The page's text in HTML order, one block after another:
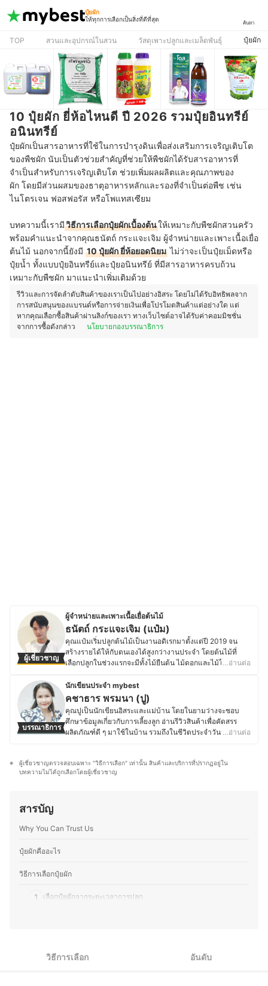
ปุ๋ยผัก
ให้ทุกการเลือกเป็นสิ่งที่ดีที่สุด
ค้นหา
TOP สวนและอุปกรณ์ในสวน วัสดุเพาะปลูกและเมล็ดพันธุ์ ปุ๋ยผัก
10 ปุ๋ยผัก ยี่ห้อไหนดี ปี 2026 รวมปุ๋ยอินทรีย์
อนินทรีย์
ปุ๋ยผักเป็นสารอาหารที่ใช้ในการบำรุงดินเพื่อส่งเสริมการเจริญเติบโต
ของพืชผัก นับเป็นตัวช่วยสำคัญที่ช่วยให้พืชผักได้รับสารอาหารที่
จำเป็นสำหรับการเจริญเติบโต ช่วยเพิ่มผลผลิตและคุณภาพของ
ผัก โดยมีส่วนผสมของธาตุอาหารหลักและรองที่จำเป็นต่อพืช เช่น
ไนโตรเจน ฟอสฟอรัส หรือโพแทสเซียม
บทความนี้เรามีวิธีการเลือกปุ๋ยผักเบื้องต้นให้เหมาะกับพืชผักสวนครัว
พร้อมคำแนะนำจากคุณธนัตถ์ กระแจะเจิม ผู้จำหน่ายและเพาะเนื้อเยื่อ
ต้นไม้ นอกจากนี้ยังมี 10 ปุ๋ยผัก ยี่ห้อยอดนิยม ไม่ว่าจะเป็นปุ๋ยเม็ดหรือ
ปุ๋ยน้ำ ทั้งแบบปุ๋ยอินทรีย์และปุ๋ยอนินทรีย์ ที่มีสารอาหารครบถ้วน
เหมาะกับพืชผัก มาแนะนำเพิ่มเติมด้วย
รีวิวและการจัดลำดับสินค้าของเราเป็นไปอย่างอิสระ โดยไม่ได้รับอิทธิพลจาก
การสนับสนุนของแบรนด์หรือการจ่ายเงินเพื่อโปรโมตสินค้าแต่อย่างใด แต่
หากคุณเลือกซื้อสินค้าผ่านลิงก์ของเรา ทางเว็บไซต์อาจได้รับค่าคอมมิชชั่น
จากการซื้อดังกล่าว
นโยบายกองบรรณาธิการ
ผู้เชี่ยวชาญ
ผู้จำหน่ายและเพาะเนื้อเยื่อต้นไม้
ธนัตถ์ กระแจะเจิม (แป๋ม)
คุณแป๋มเริ่มปลูกต้นไม้เป็นงานอดิเรกมาตั้งแต่ปี 2019 จน
สร้างรายได้ให้กับตนเองได้สูงกว่างานประจำ โดยต้นไม้ที่
เลือกปลูกในช่วงแรกจะมีทั้งไม้ยืนต้น ไม้ดอกและไม้ใบเพื่อ
ชำนาญด้านการตอนกิ่ง ชำกิ่ง ทั้งต้นมะนาว เลม่อนและไม้ผล
หลายชนิด ทำให้คุณแป๋มมีโอกาสได้เป็นผู้จัดการฟาร์มเลม่อน
ขนาดพื้นที่ 21 ไร่ รวมมากกว่า 500 ต้นในปีถัดมา ส่วนตัว
แล้วคุณแป๋มชอบการปลูกไม้ที่โตไว เลี้ยงง่ายและทนต่อสภาพ
อากาศ ซึ่งต้นไม้ที่พลิกชีวิตและทำรายได้ให้มากเป็นอันดับ 1
คือ ตระกูลฟิโลเดนดรอน ที่ใช้วิธีเพาะเนื้อเยื่อเป็นเวลา 1 - 2
ประสบการณ์ทั้งหมดนี้ทำให้คุณแป๋มมีความรู้ความเข้าใจใน
การปลูกต้นไม้ รวมถึงการเลือกใช้วัสดุอุปกรณ์ต่าง ๆ ให้เหมาะ
จริงมาตลอด
…อ่านต่อ
บรรณาธิการ
นักเขียนประจำ mybest
คชาธาร พรมนา (ปู)
คุณปูเป็นนักเขียนอิสระและแม่บ้าน โดยในยามว่างจะชอบ
ศึกษาข้อมูลเกี่ยวกับการเลี้ยงลูก อ่านรีวิวสินค้าเพื่อคัดสรร
ผลิตภัณฑ์ดี ๆ มาใช้ในบ้าน รวมถึงในชีวิตประจำวันของลูก
ตกแต่งบ้านและสวน รวมถึงอุปกรณ์ของใช้ในบ้าน โดยทั้งทำ
ขายด้วยตัวเองและเป็นผู้ออกแบบลวดลายเชือกถักสำหรับ
บรรพบุรุษด้วยการทำเกษตรวิถีใหม่ ปรับปรุงพื้นที่รอบบ้านให้
สวน ปรับภูมิทัศน์ให้ที่พักอาศัยมีความร่มรื่น สวยงามเพื่อใช้
ประวัติของ คชาธาร พรมนา (ปู)
…อ่านต่อ
ผู้เชี่ยวชาญตรวจสอบเฉพาะ "วิธีการเลือก" เท่านั้น สินค้าและบริการที่ปรากฏอยู่ใน
บทความไม่ได้ถูกเลือกโดยผู้เชี่ยวชาญ
สารบัญ
Why You Can Trust Us
ปุ๋ยผักคืออะไร
วิธีการเลือกปุ๋ยผัก
1 เลือกปุ๋ยผักจากระยะเวลาการปลูก
โพแทสเซียม)
วิธีการเลือก อันดับ